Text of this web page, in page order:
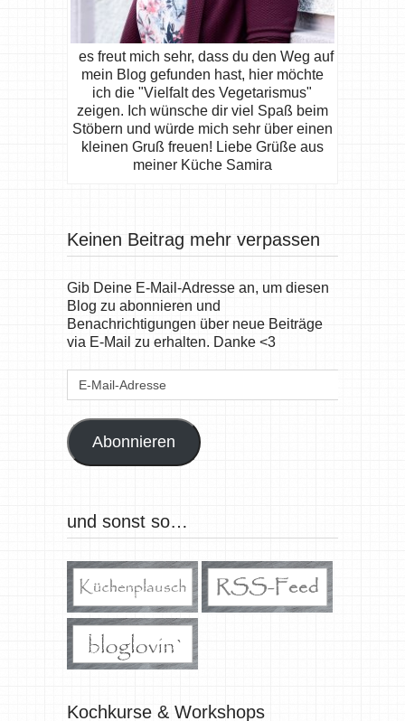
es freut mich sehr, dass du den Weg auf
mein Blog gefunden hast, hier möchte
ich die "Vielfalt des Vegetarismus"
zeigen. Ich wünsche dir viel Spaß beim
Stöbern und würde mich sehr über einen
kleinen Gruß freuen! Liebe Grüße aus
meiner Küche Samira
Keinen Beitrag mehr verpassen
Gib Deine E-Mail-Adresse an, um diesen
Blog zu abonnieren und
Benachrichtigungen über neue Beiträge
via E-Mail zu erhalten. Danke <3
E-
Abonnieren
und sonst so…
Kochkurse & Workshops